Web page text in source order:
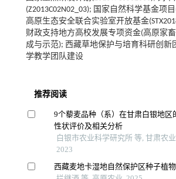
(Z2013C02N02_03); 国家自然科学基金项
高原生态安全联合实验室开放基金
财政支持地方高校发展专项资金(高原家
成与示范); 西藏草地保护与培育科研创新
学教学团队建设